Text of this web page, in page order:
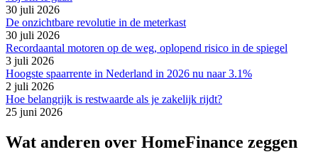
30 juli 2026
De onzichtbare revolutie in de meterkast
30 juli 2026
Recordaantal motoren op de weg, oplopend risico in de spiegel
3 juli 2026
Hoogste spaarrente in Nederland in 2026 nu naar 3.1%
2 juli 2026
Hoe belangrijk is restwaarde als je zakelijk rijdt?
25 juni 2026
Wat anderen over HomeFinance zeggen